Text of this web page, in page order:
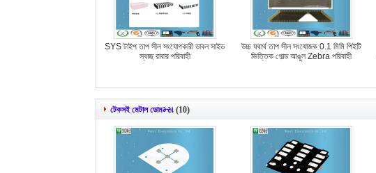
SYS টাইপ তাপ সীল সংযোগকারী ডাবল সাইড
স্বচ্ছ রাবার পরিবাহী
উচ্চ যথার্থ তাপ সীল সংযোজক 0.1 মিমি পিইটি
ভিত্তিক গোল্ড আঙুল Zebra পরিবাহী
টেকসই মেটাল ডোমમ્સ (10)